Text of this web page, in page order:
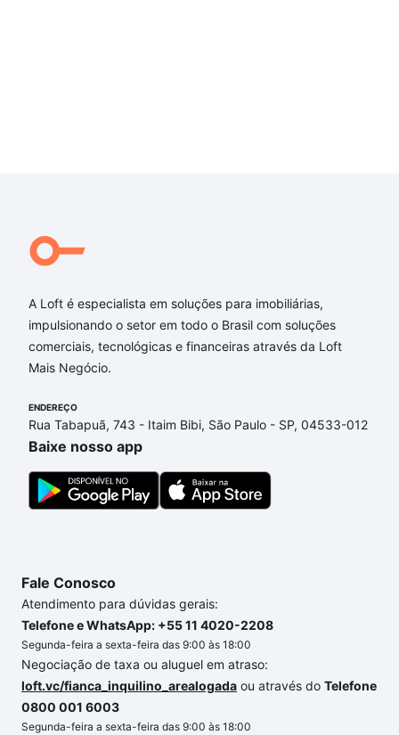
A Loft é especialista em soluções para imobiliárias,
impulsionando o setor em todo o Brasil com soluções
comerciais, tecnológicas e financeiras através da Loft
Mais Negócio.
ENDEREÇO
Rua Tabapuã, 743 - Itaim Bibi, São Paulo - SP, 04533-012
Baixe nosso app
Fale Conosco
Atendimento para dúvidas gerais:
Telefone e WhatsApp: +55 11 4020-2208
Segunda-feira a sexta-feira das 9:00 às 18:00
Negociação de taxa ou aluguel em atraso:
loft.vc/fianca_inquilino_arealogada ou através do Telefone
0800 001 6003
Segunda-feira a sexta-feira das 9:00 às 18:00